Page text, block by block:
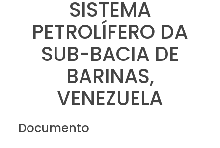
SISTEMA
PETROLÍFERO DA
SUB-BACIA DE
BARINAS,
VENEZUELA
Documento